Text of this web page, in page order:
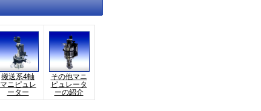
搬送系4軸
マニピュレ
ーター
その他マニ
ピュレータ
ーの紹介